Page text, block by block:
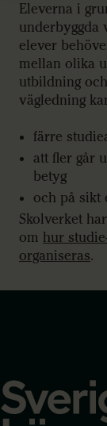
Eleverna i
underbyggda
elever
mellan olika
utbildning
vägledning
färre
att fler går
betyg
och på sikt
Skolverket
om hur
organiseras.
startsidan